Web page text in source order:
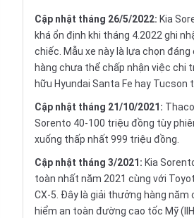
Cập nhật tháng 26/5/2022: Kia
khá ổn định khi tháng 4.2022 ghi
chiếc. Mẫu xe này là lựa chọn
hàng chưa thể chấp nhận việc chi
hữu Hyundai Santa Fe hay Tucson
Cập nhật tháng 21/10/2021:
Sorento 40-100 triệu đồng tùy
xuống thấp nhất 999 triệu đồng.
Cập nhật tháng 3/2021: Kia
toàn nhất năm 2021 cùng với
CX-5. Đây là giải thưởng hàng năm
hiểm an toàn đường cao tốc Mỹ